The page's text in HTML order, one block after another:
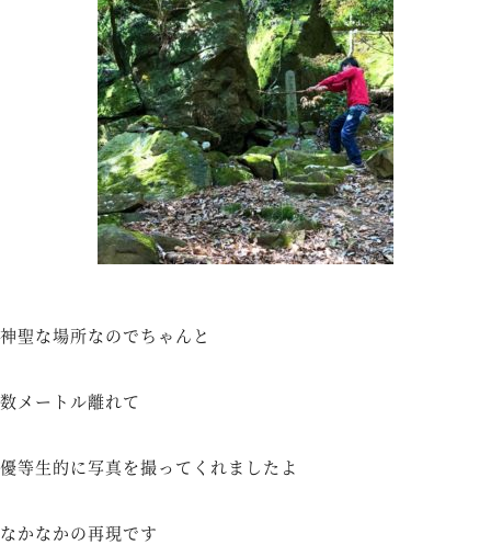
神聖な場所なのでちゃんと
数メートル離れて
優等生的に写真を撮ってくれましたよ
なかなかの再現です